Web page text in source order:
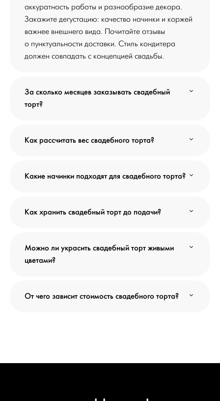
аккуратность работы и разнообразие декора.
Закажите дегустацию: качество начинки и коржей
важнее внешнего вида. Почитайте отзывы
о пунктуальности доставки. Стиль кондитера
должен совпадать с концепцией свадьбы.
За сколько месяцев заказывать свадебный
торт?
Как рассчитать вес свадебного торта?
Какие начинки подходят для свадебного торта?
Как хранить свадебный торт до подачи?
Можно ли украсить свадебный торт живыми
цветами?
От чего зависит стоимость свадебного торта?